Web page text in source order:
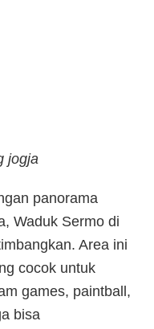
jogja
panorama
Waduk Sermo di
Area ini
cocok untuk
games, paintball,
bisa